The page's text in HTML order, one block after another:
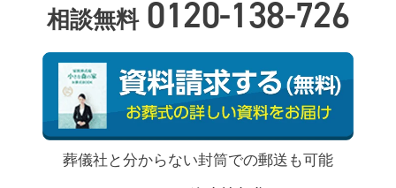
相談無料 0120-138-726
葬儀社と分からない封筒での郵送も可能